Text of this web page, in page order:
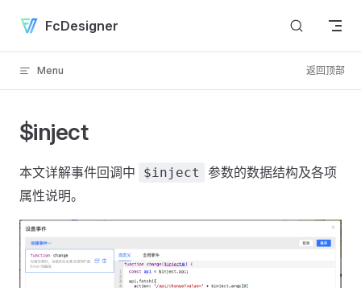
Skip to content
FcDesigner
Menu 返回顶部
$inject
本文详解事件回调中 $inject
参数的数据结构及各项
属性说明。